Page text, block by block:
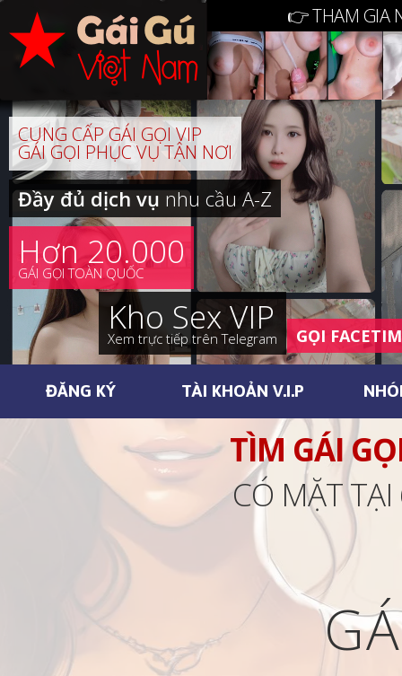
👉 THAM GIA
CUNG CẤP GÁI GỌI VIP
GÁI GỌI PHỤC VỤ TẬN NƠI
Đầy đủ dịch vụnhu cầu A-Z
Hơn 20.000
GÁI GỌI TOÀN QUỐC
Kho Sex VIP
Xem trực tiếp trên Telegram GỌI
ĐĂNG KÝ TÀI KHOẢN V.I.P
TÌM GÁI
CÓ MẶT